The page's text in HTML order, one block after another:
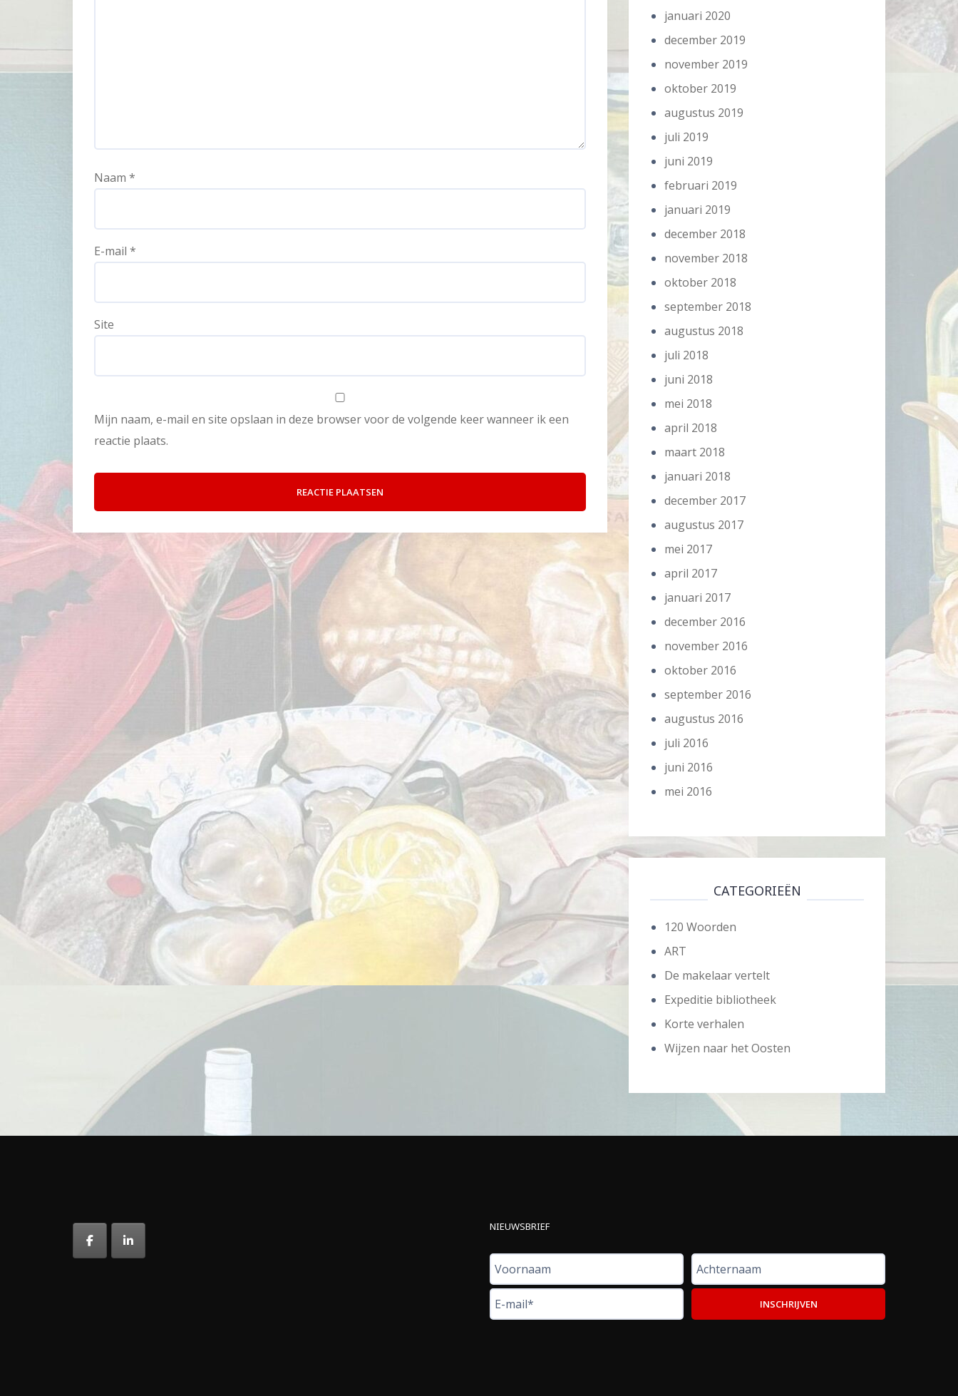
Naam *
E-mail *
Site
Mijn naam, e-mail en site opslaan in deze browser voor de volgende keer wanneer ik een
reactie plaats.
januari 2020
december 2019
november 2019
oktober 2019
augustus 2019
juli 2019
juni 2019
februari 2019
januari 2019
december 2018
november 2018
oktober 2018
september 2018
augustus 2018
juli 2018
juni 2018
mei 2018
april 2018
maart 2018
januari 2018
december 2017
augustus 2017
mei 2017
april 2017
januari 2017
december 2016
november 2016
oktober 2016
september 2016
augustus 2016
juli 2016
juni 2016
mei 2016
CATEGORIEËN
120 Woorden
ART
De makelaar vertelt
Expeditie bibliotheek
Korte verhalen
Wijzen naar het Oosten
NIEUWSBRIEF